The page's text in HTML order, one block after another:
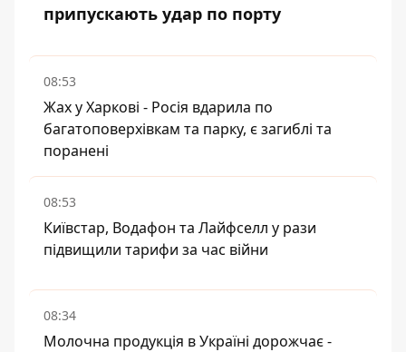
припускають удар по порту
08:53
Жах у Харкові - Росія вдарила по
багатоповерхівкам та парку, є загиблі та
поранені
08:53
Київстар, Водафон та Лайфселл у рази
підвищили тарифи за час війни
08:34
Молочна продукція в Україні дорожчає -